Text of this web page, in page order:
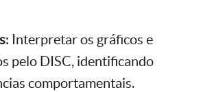
: Interpretar os gráficos e
pelo DISC, identificando
comportamentais.